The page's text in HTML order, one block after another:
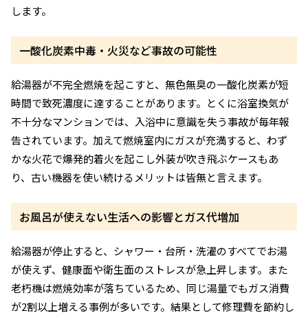
します。
一酸化炭素中毒・火災など事故の可能性
給湯器が不完全燃焼を起こすと、無色無臭の一酸化炭素が短
時間で致死濃度に達することがあります。とくに浴室換気が
不十分なマンションでは、入浴中に意識を失う事故が毎年報
告されています。加えて燃焼室内にガスが充満すると、わず
かな火花で爆発的着火を起こし外装が吹き飛ぶケースもあ
り、古い機器を使い続けるメリットは皆無と言えます。
お風呂が使えない生活への影響とガス代増加
給湯器が停止すると、シャワー・台所・洗濯のすべてでお湯
が使えず、健康面や衛生面のストレスが急上昇します。また
老朽機は燃焼効率が落ちているため、同じ湯量でもガス消費
が2割以上増える事例が多いです。結果として修理費を節約し